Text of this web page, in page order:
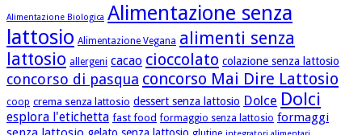
Alimentazione Biologica Alimentazione senza
lattosio Alimentazione Vegana alimenti senza
lattosio allergeni cacao cioccolato colazione senza lattosio
concorso di pasqua concorso Mai Dire Lattosio
coop crema senza lattosio dessert senza lattosio Dolce Dolci
esplora l'etichetta fast food formaggio senza lattosio formaggi